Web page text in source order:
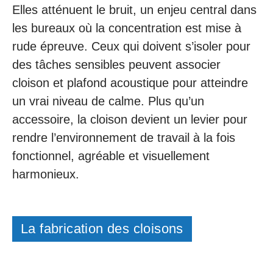
Elles atténuent le bruit, un enjeu central dans
les bureaux où la concentration est mise à
rude épreuve. Ceux qui doivent s’isoler pour
des tâches sensibles peuvent associer
cloison et plafond acoustique pour atteindre
un vrai niveau de calme. Plus qu’un
accessoire, la cloison devient un levier pour
rendre l’environnement de travail à la fois
fonctionnel, agréable et visuellement
harmonieux.
La fabrication des cloisons